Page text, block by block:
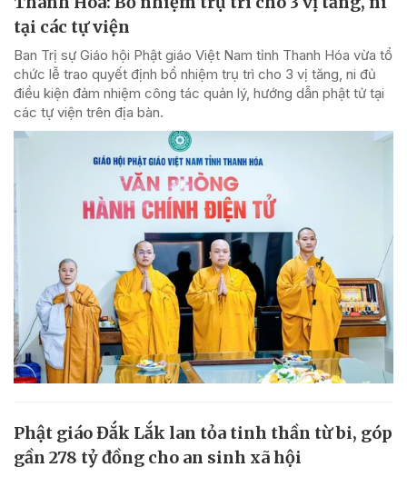
tại các tự viện
Ban Trị sự Giáo hội Phật giáo Việt Nam tỉnh Thanh Hóa vừa tổ
chức lễ trao quyết định bổ nhiệm trụ trì cho 3 vị tăng, ni đủ
điều kiện đảm nhiệm công tác quản lý, hướng dẫn phật tử tại
các tự viện trên địa bàn.
Phật giáo Đắk Lắk lan tỏa tinh thần từ bi, góp
gần 278 tỷ đồng cho an sinh xã hội